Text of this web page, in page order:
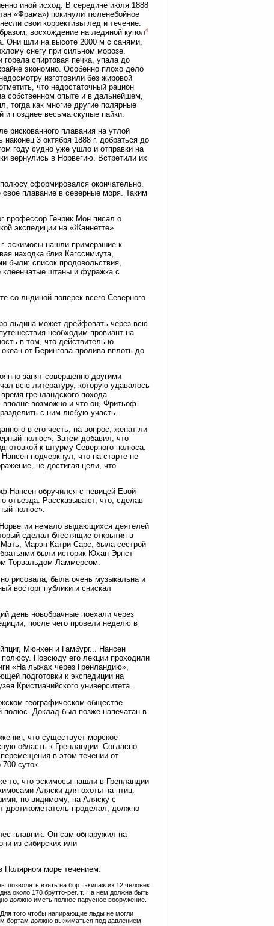
иной исход. В середине июля 1888
«Фрама») покинули тюленебойное
свои коррективы лед и течение.
восхождение на ледяной купол4
Они шли на высоте 2000 м с санями,
снегу при сильном морозе.
спиртовая печка, упала до
экономно. Особенно плохо дело
изготовили без жировой
что недостаточный рацион
собственном опыте и в дальнейшем,
тогда как многие другие полярные
и позднее весьма скупые пайки.
рискованного плавания на утлой
3 октября 1888 г. добраться до
году судно уже ушло и отправки на
вернулись в Норвегию. Встретили их
сформировался окончательно.
плавание в северные моря. Таким
профессор Генрик Мон писал о
экспедиции на «Жаннетте».
эскимосы нашли примерзшие к
находка близ Кагссимиута,
были: список продовольствия,
клеенчатые штаны и фуражка с
со льдиной поперек всего Северного
льдина может дрейфовать через всю
необходим провиант на
в том, что действительно
от Берингова пролива вплоть до
занят совершенно другими
всю литературу, которую удавалось
гренландского похода.
вполне возможно и что он, Фритьоф
с ним любую участь.
в его честь, на вопрос, женат ли
полюс». Затем добавил, что
к штурму Северного полюса.
подчеркнул, что на старте не
не достигая цели, что
Нансен обручился с певицей Евой
отъезда. Рассказывают, что, сделав
полюс».
немало выдающихся деятелей
сделал блестящие открытия в
Мать, Марэн Катри Сарс, была сестрой
были историк Юхан Эрнст
Торвальдом Ламмерсом.
рисовала, была очень музыкальна и
восторг публики и снискал
день новобрачные поехали через
после чего провели неделю в
Мюнхен и Гамбург... Нансен
Повсюду его лекции проходили
«На лыжах через Гренландию»,
подготовки к экспедиции на
Кристианийского университета.
географическом обществе
полюс. Доклад был позже напечатан в
что существует морское
область к Гренландии. Согласно
в этом течении от
суток.
то, что эскимосы нашли в Гренландии
Аляски для охоты на птиц.
по-видимому, на Аляску с
дротикометатель проделал, должно
плавник. Он сам обнаружил на
из сибирских или
Полярном море течением:
взять на борт экипаж из 12 человек
около 170 брутто-рег. т. На нем должна быть
должно иметь полное парусное вооружение.
того чтобы напирающие льды не могли
бортам должно выжиматься под давлением